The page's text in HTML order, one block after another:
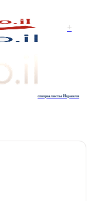
+
специалисты Израиля